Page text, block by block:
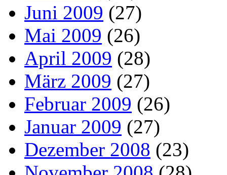
Juni 2009 (27)
Mai 2009 (26)
April 2009 (28)
März 2009 (27)
Februar 2009 (26)
Januar 2009 (27)
Dezember 2008 (23)